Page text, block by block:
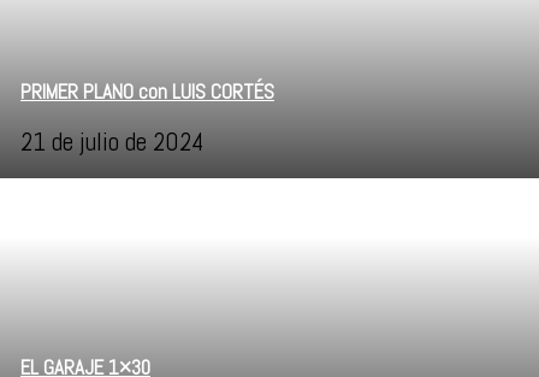
PRIMER PLANO con LUIS CORTÉS
21 de julio de 2024
EL GARAJE 1×30